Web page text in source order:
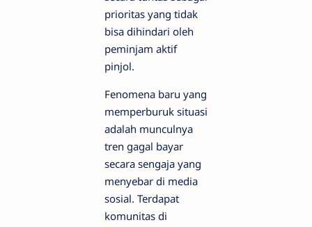
prioritas yang tidak
bisa dihindari oleh
peminjam aktif
pinjol.
Fenomena baru yang
memperburuk situasi
adalah munculnya
tren gagal bayar
secara sengaja yang
menyebar di media
sosial. Terdapat
komunitas di